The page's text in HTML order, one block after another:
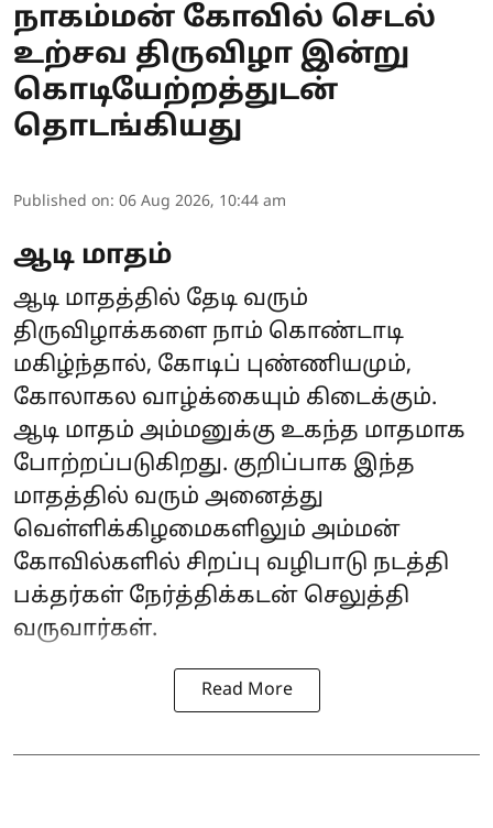
நாகம்மன் கோவில் செடல்
உற்சவ திருவிழா இன்று
கொடியேற்றத்துடன்
தொடங்கியது
Published on: 06 Aug 2026, 10:44 am
ஆடி மாதம்
ஆடி மாதத்தில் தேடி வரும்
திருவிழாக்களை நாம் கொண்டாடி
மகிழ்ந்தால், கோடிப் புண்ணியமும்,
கோலாகல வாழ்க்கையும் கிடைக்கும்.
ஆடி மாதம் அம்மனுக்கு உகந்த மாதமாக
போற்றப்படுகிறது. குறிப்பாக இந்த
மாதத்தில் வரும் அனைத்து
வெள்ளிக்கிழமைகளிலும் அம்மன்
கோவில்களில் சிறப்பு வழிபாடு நடத்தி
பக்தர்கள் நேர்த்திக்கடன் செலுத்தி
வருவார்கள்.
Read More